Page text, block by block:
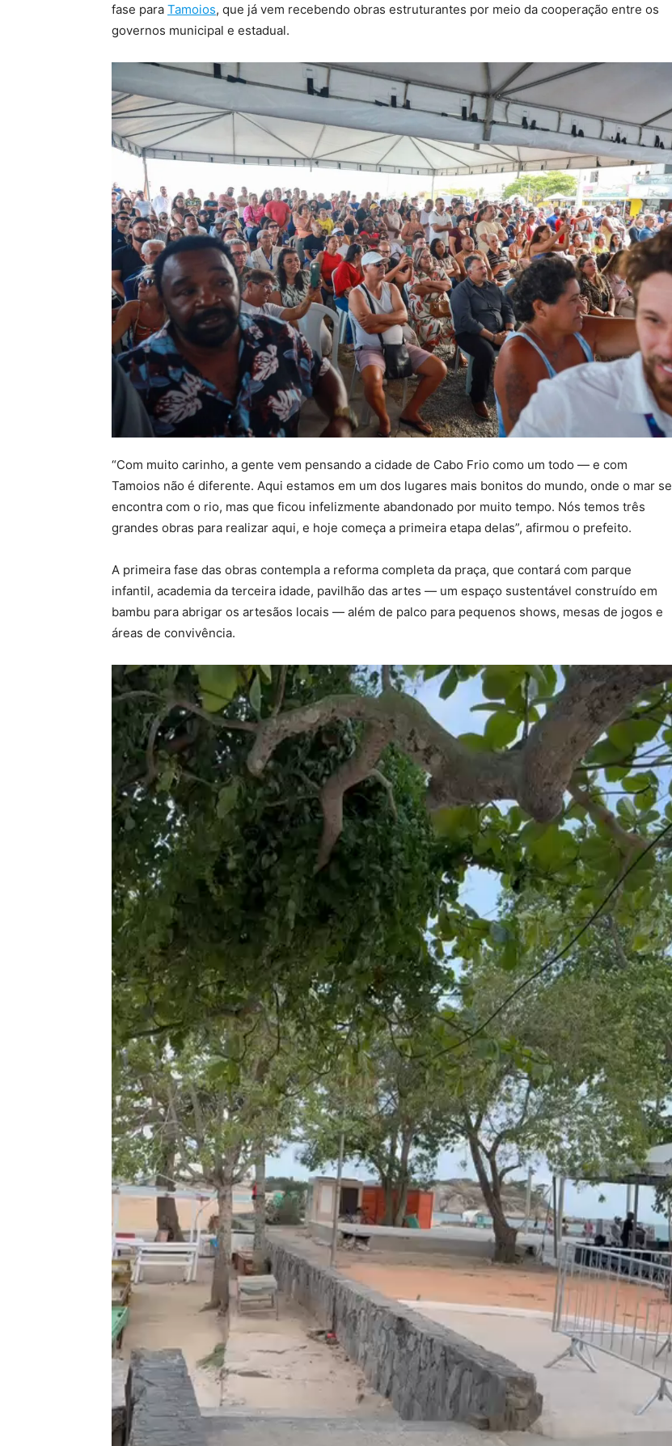
fase para Tamoios, que já vem recebendo obras estruturantes por meio da cooperação entre os
governos municipal e estadual.
“Com muito carinho, a gente vem pensando a cidade de Cabo Frio como um todo — e com
Tamoios não é diferente. Aqui estamos em um dos lugares mais bonitos do mundo, onde o mar se
encontra com o rio, mas que ficou infelizmente abandonado por muito tempo. Nós temos três
grandes obras para realizar aqui, e hoje começa a primeira etapa delas”, afirmou o prefeito.
A primeira fase das obras contempla a reforma completa da praça, que contará com parque
infantil, academia da terceira idade, pavilhão das artes — um espaço sustentável construído em
bambu para abrigar os artesãos locais — além de palco para pequenos shows, mesas de jogos e
áreas de convivência.